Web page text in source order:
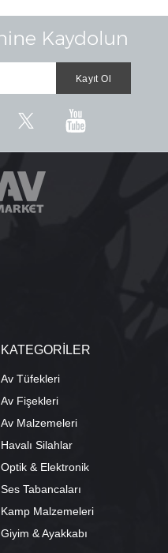
KATEGORİLER
Av Tüfekleri
Av Fişekleri
Av Malzemeleri
Havalı Silahlar
Optik & Elektronik
Ses Tabancaları
Kamp Malzemeleri
Giyim & Ayakkabı